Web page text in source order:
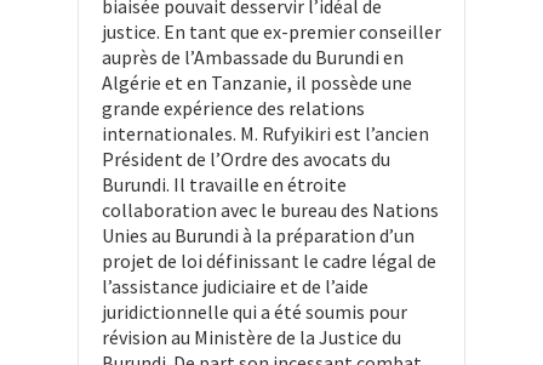
biaisée pouvait desservir l’idéal de
justice. En tant que ex-premier conseiller
auprès de l’Ambassade du Burundi en
Algérie et en Tanzanie, il possède une
grande expérience des relations
internationales. M. Rufyikiri est l’ancien
Président de l’Ordre des avocats du
Burundi. Il travaille en étroite
collaboration avec le bureau des Nations
Unies au Burundi à la préparation d’un
projet de loi définissant le cadre légal de
l’assistance judiciaire et de l’aide
juridictionnelle qui a été soumis pour
révision au Ministère de la Justice du